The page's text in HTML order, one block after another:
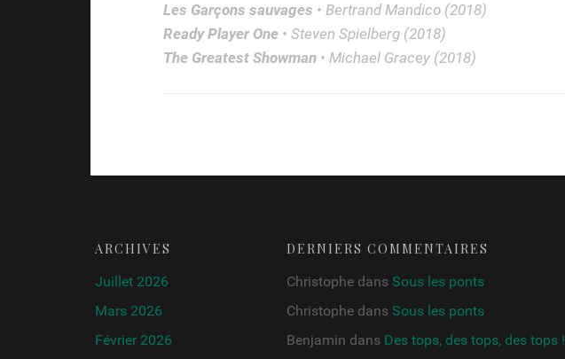
Les Garçons sauvages • Bertrand Mandico (2018)
Ready Player One• Steven Spielberg (2018)
The Greatest Showman• Michael Gracey (2018)
ARCHIVES
Juillet 2026
Mars 2026
Février 2026
DERNIERS COMMENTAIRES
Christophe dans Sous les ponts
Christophe dans Sous les ponts
Benjamin dans Des tops, des tops, des tops !